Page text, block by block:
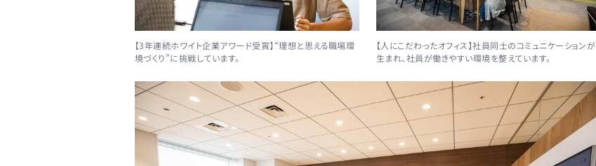
【3年連続ホワイト企業アワード受賞】“理想と思える職場環
境づくり”に挑戦しています。
【人にこだわったオフィス】社員同士のコミュニケーションが
生まれ、社員が働きやすい環境を整えています。